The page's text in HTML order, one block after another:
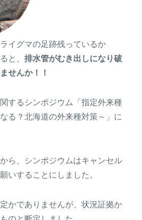
閉じる
イグマの足跡残っているか
と、 排水管がむき出しになり破
せんか！！
するシンポジウム「指定外来種
る？北海道の外来種対策～」に
ら、シンポジウムはキャンセル
いすることにしました。
かでありませんが、状況証拠か